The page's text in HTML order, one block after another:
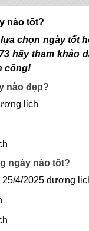
nào tốt?
chọn ngày tốt
hãy tham khảo
công!
nào đẹp?
lịch
ngày nào tốt?
25/4/2025 dương